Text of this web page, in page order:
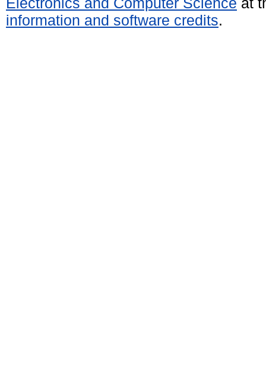
information and software credits.